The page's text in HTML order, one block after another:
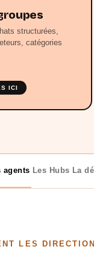
structurées,
catégories
ICI
agents Les Hubs La
LES